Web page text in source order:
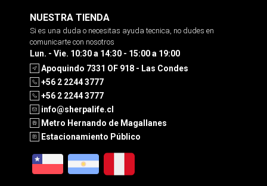
NUESTRA TIENDA
Si es una duda o necesitas ayuda tecnica, no dudes en
comunicarte con nosotros
Lun. - Vie. 10:30 a 14:30 - 15:00 a 19:00
Apoquindo 7331 OF 918 - Las Condes
+56 2 2244 3777
+56 2 2244 3777
info@sherpalife.cl
Metro Hernando de Magallanes
Estacionamiento Público